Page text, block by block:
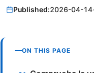
Published:2026-04-14
ON THIS PAGE